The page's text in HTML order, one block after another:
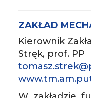
ZAKŁAD
Kierownik
Stręk, prof. PP